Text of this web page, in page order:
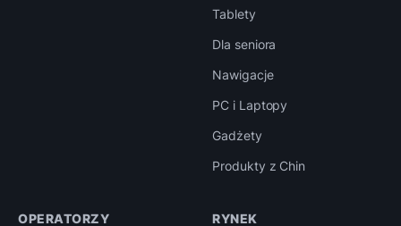
Tablety
Dla seniora
Nawigacje
PC i Laptopy
Gadżety
Produkty z Chin
OPERATORZY RYNEK